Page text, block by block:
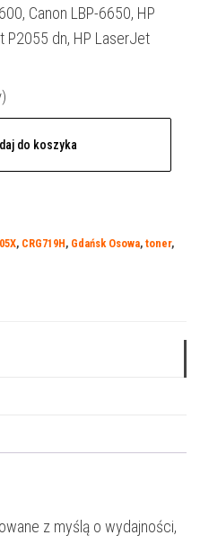
Canon LBP-6650, HP
P2055 dn, HP LaserJet
do koszyka
, CRG719H, Gdańsk Osowa, toner,
z myślą o wydajności,